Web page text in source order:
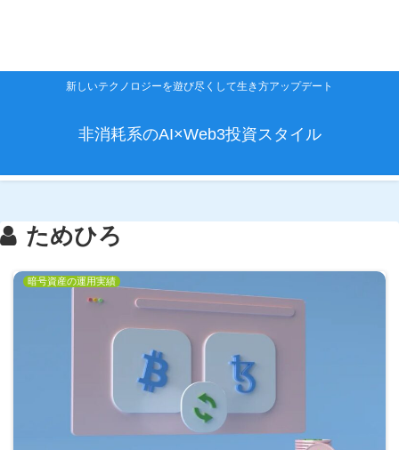
新しいテクノロジーを遊び尽くして生き方アップデート
非消耗系のAI×Web3投資スタイル
理由 理由
た結果【11ヶ月目+74,083円】 無料でビットコインがもらえる錬金
ためひろ
暗号資産の運用実績